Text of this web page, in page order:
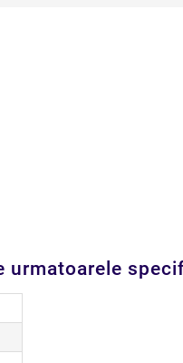
urmatoarele